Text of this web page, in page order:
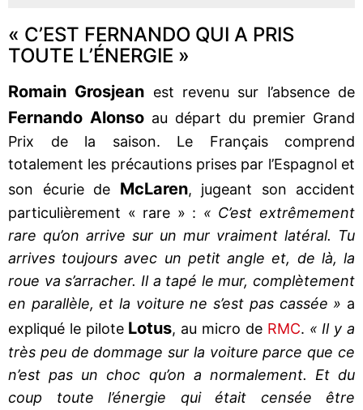
« C’EST FERNANDO QUI A PRIS
TOUTE L’ÉNERGIE »
Romain Grosjean est revenu sur l’absence de
Fernando Alonso au départ du premier Grand
Prix de la saison. Le Français comprend
totalement les précautions prises par l’Espagnol et
son écurie de McLaren, jugeant son accident
particulièrement « rare » : « C’est extrêmement
rare qu’on arrive sur un mur vraiment latéral. Tu
arrives toujours avec un petit angle et, de là, la
roue va s’arracher. Il a tapé le mur, complètement
en parallèle, et la voiture ne s’est pas cassée » a
expliqué le pilote Lotus, au micro de RMC. « Il y a
très peu de dommage sur la voiture parce que ce
n’est pas un choc qu’on a normalement. Et du
coup toute l’énergie qui était censée être